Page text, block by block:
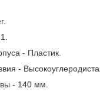
- Пластик.
-
- 140 мм.